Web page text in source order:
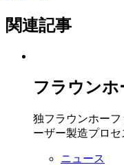
関連記事
フラウンホ
独フラウンホー
ーザー製造プロ
ニュース